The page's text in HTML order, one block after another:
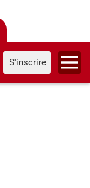
S'inscrire